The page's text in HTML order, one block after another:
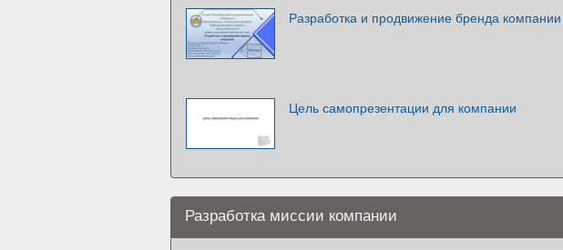
Разработка и продвижение бренда компании
Цель самопрезентации для компании
Разработка миссии компании